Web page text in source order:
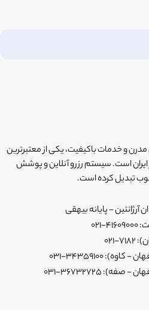
و خدمات باکیفیت، یکی از معتبرترین
است. سیستم رزرو آنلاین و پوشش
تبدیل کرده است.
آرژانتین - پایانه بیهقی
021
34359100-031
36732725-031